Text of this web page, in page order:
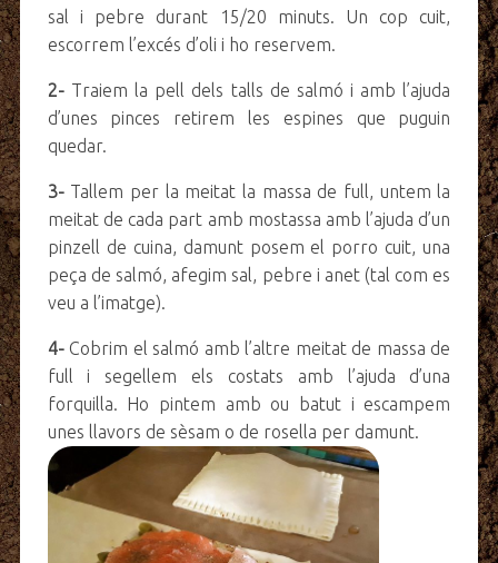
sal i pebre durant 15/20 minuts. Un cop cuit,
escorrem l’excés d’oli i ho reservem.
2-Traiem la pell dels talls de salmó i amb l’ajuda
d’unes pinces retirem les espines que puguin
quedar.
3-Tallem per la meitat la massa de full, untem la
meitat de cada part amb mostassa amb l’ajuda d’un
pinzell de cuina, damunt posem el porro cuit, una
peça de salmó, afegim sal, pebre i anet (tal com es
veu a l’imatge).
4-Cobrim el salmó amb l’altre meitat de massa de
full i segellem els costats amb l’ajuda d’una
forquilla. Ho pintem amb ou batut i escampem
unes llavors de sèsam o de rosella per damunt.